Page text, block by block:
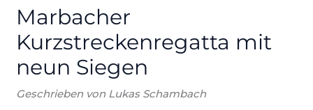
Marbacher
Kurzstreckenregatta mit
neun Siegen
Geschrieben von Lukas Schambach